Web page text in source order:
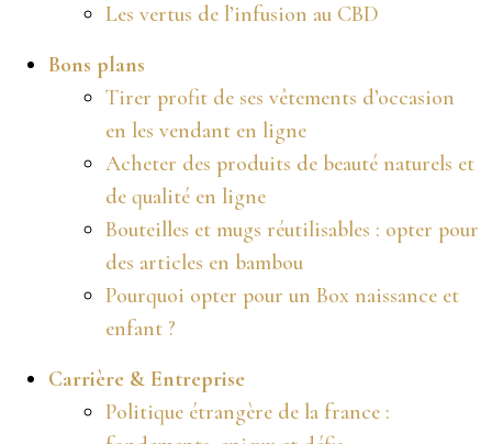
Les vertus de l’infusion au CBD
Bons plans
Tirer profit de ses vêtements d’occasion
en les vendant en ligne
Acheter des produits de beauté naturels et
de qualité en ligne
Bouteilles et mugs réutilisables : opter pour
des articles en bambou
Pourquoi opter pour un Box naissance et
enfant ?
Carrière & Entreprise
Politique étrangère de la france :